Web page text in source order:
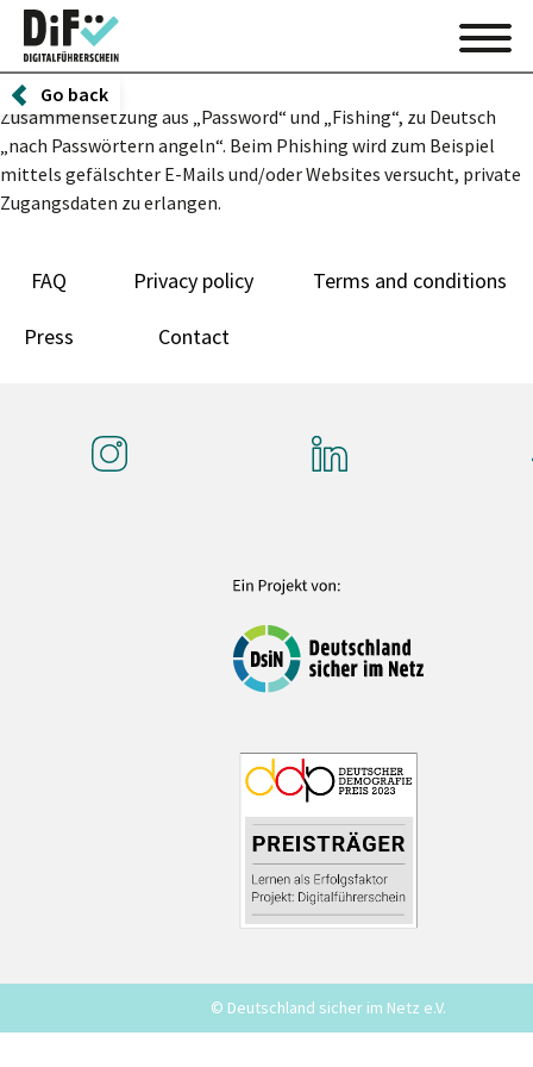
Go back
Zusammensetzung aus „Password“ und „Fishing“, zu Deutsch
„nach Passwörtern angeln“. Beim Phishing wird zum Beispiel
mittels gefälschter E-Mails und/oder Websites versucht, private
Zugangsdaten zu erlangen.
FAQ Privacy policy Terms and conditions
Press Contact
© Deutschland sicher im Netz e.V.